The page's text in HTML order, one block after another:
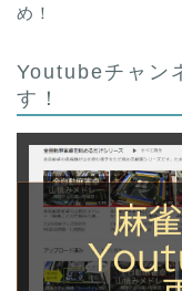
め！
Youtubeチャン
す！